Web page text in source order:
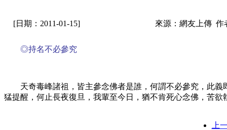
[日期：2011-01-15] 來源：網友上傳 作
◎持名不必參究
天奇毒峰諸祖，皆主參念佛者是誰，何謂不必參究，此
猛提醒，何止長夜復旦，我輩至今日，猶不肯死心念佛，苦
上